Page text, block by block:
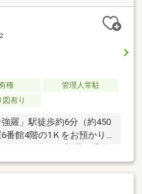
2
権
管理人常駐
図有り
羅」駅徒歩約6分（約450
番館4階の1Ｋをお預かり
におすすめです。本格的
車場付きで評判の良いマ
をお待ちしております。